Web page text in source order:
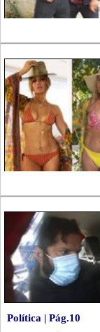
Política | Pág.10